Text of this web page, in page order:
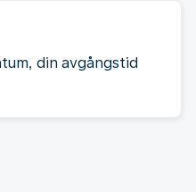
din avgångstid